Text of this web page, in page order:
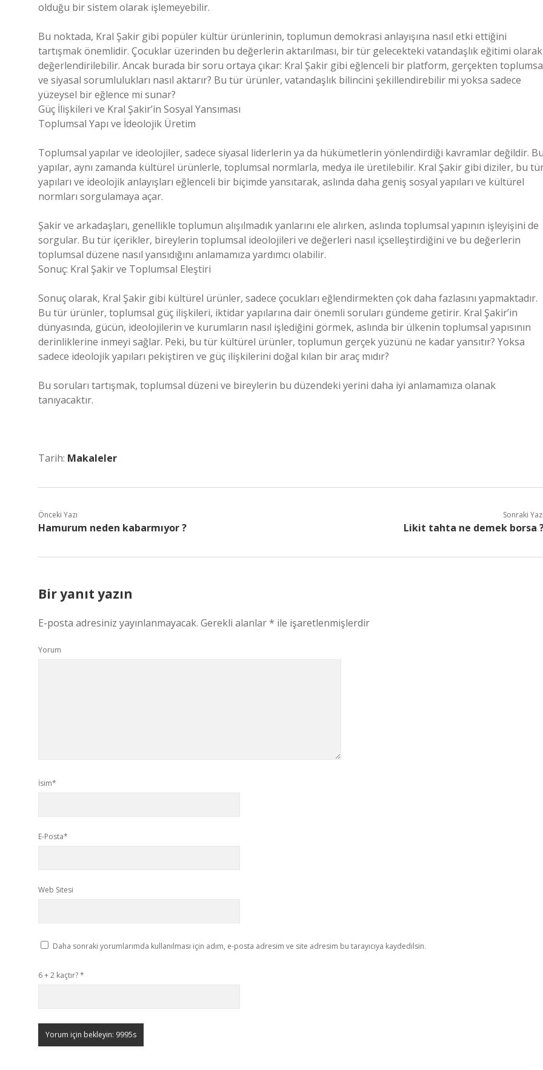
olduğu bir sistem olarak işlemeyebilir.
Bu noktada, Kral Şakir gibi popüler kültür ürünlerinin, toplumun demokrasi anlayışına nasıl etki ettiğini
tartışmak önemlidir. Çocuklar üzerinden bu değerlerin aktarılması, bir tür gelecekteki vatandaşlık eğitimi olarak
değerlendirilebilir. Ancak burada bir soru ortaya çıkar: Kral Şakir gibi eğlenceli bir platform, gerçekten
ve siyasal sorumlulukları nasıl aktarır? Bu tür ürünler, vatandaşlık bilincini şekillendirebilir mi yoksa sadece
yüzeysel bir eğlence mi sunar?
Güç İlişkileri ve Kral Şakir’in Sosyal Yansıması
Toplumsal Yapı ve İdeolojik Üretim
Toplumsal yapılar ve ideolojiler, sadece siyasal liderlerin ya da hükümetlerin yönlendirdiği kavramlar değildir. Bu
yapılar, aynı zamanda kültürel ürünlerle, toplumsal normlarla, medya ile üretilebilir. Kral Şakir gibi diziler, bu
yapıları ve ideolojik anlayışları eğlenceli bir biçimde yansıtarak, aslında daha geniş sosyal yapıları ve kültürel
normları sorgulamaya açar.
Şakir ve arkadaşları, genellikle toplumun alışılmadık yanlarını ele alırken, aslında toplumsal yapının işleyişini de
sorgular. Bu tür içerikler, bireylerin toplumsal ideolojileri ve değerleri nasıl içselleştirdiğini ve bu değerlerin
toplumsal düzene nasıl yansıdığını anlamamıza yardımcı olabilir.
Sonuç: Kral Şakir ve Toplumsal Eleştiri
Sonuç olarak, Kral Şakir gibi kültürel ürünler, sadece çocukları eğlendirmekten çok daha fazlasını yapmaktadır.
Bu tür ürünler, toplumsal güç ilişkileri, iktidar yapılarına dair önemli soruları gündeme getirir. Kral Şakir’in
dünyasında, gücün, ideolojilerin ve kurumların nasıl işlediğini görmek, aslında bir ülkenin toplumsal yapısının
derinliklerine inmeyi sağlar. Peki, bu tür kültürel ürünler, toplumun gerçek yüzünü ne kadar yansıtır? Yoksa
sadece ideolojik yapıları pekiştiren ve güç ilişkilerini doğal kılan bir araç mıdır?
Bu soruları tartışmak, toplumsal düzeni ve bireylerin bu düzendeki yerini daha iyi anlamamıza olanak
tanıyacaktır.
Tarih: Makaleler
Önceki Yazı
Hamurum neden kabarmıyor ?
Sonraki Yazı
Likit tahta ne demek borsa
Bir yanıt yazın
E-posta adresiniz yayınlanmayacak. Gerekli alanlar* ile işaretlenmişlerdir
Yorum
İsim*
E-Posta*
Web Sitesi
Daha sonraki yorumlarımda kullanılması için adım, e-posta adresim ve site adresim bu tarayıcıya kaydedilsin.
6 + 2 kaçtır?*